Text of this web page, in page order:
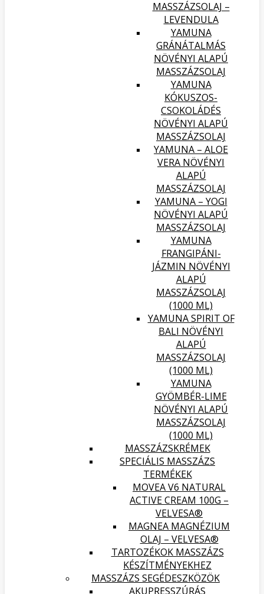
MASSZÁZSOLAJ –
LEVENDULA
YAMUNA
GRÁNÁTALMÁS
NÖVÉNYI ALAPÚ
MASSZÁZSOLAJ
YAMUNA
KÓKUSZOS-
CSOKOLÁDÉS
NÖVÉNYI ALAPÚ
MASSZÁZSOLAJ
YAMUNA – ALOE
VERA NÖVÉNYI
ALAPÚ
MASSZÁZSOLAJ
YAMUNA – YOGI
NÖVÉNYI ALAPÚ
MASSZÁZSOLAJ
YAMUNA
FRANGIPÁNI-
JÁZMIN NÖVÉNYI
ALAPÚ
MASSZÁZSOLAJ
(1000 ML)
YAMUNA SPIRIT OF
BALI NÖVÉNYI
ALAPÚ
MASSZÁZSOLAJ
(1000 ML)
YAMUNA
GYÖMBÉR-LIME
NÖVÉNYI ALAPÚ
MASSZÁZSOLAJ
(1000 ML)
MASSZÁZSKRÉMEK
SPECIÁLIS MASSZÁZS
TERMÉKEK
MOVEA V6 NATURAL
ACTIVE CREAM 100G –
VELVESA®
MAGNEA MAGNÉZIUM
OLAJ – VELVESA®
TARTOZÉKOK MASSZÁZS
KÉSZÍTMÉNYEKHEZ
MASSZÁZS SEGÉDESZKÖZÖK
AKUPRESSZÚRÁS